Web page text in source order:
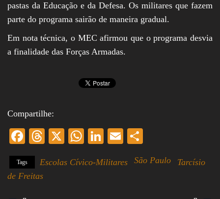
pastas da Educação e da Defesa. Os militares que fazem
parte do programa sairão de maneira gradual.
Em nota técnica, o MEC afirmou que o programa desvia
a finalidade das Forças Armadas.
Compartilhe:
Fa
ce
bo
ok
T
ea
X
W
ts
Li
ed
E
ail re
Tags Escolas Cívico-Militares São Paulo
Tarcísio
de Freitas